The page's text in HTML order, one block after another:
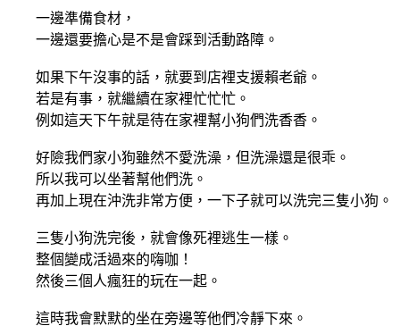
一邊準備食材，
一邊還要擔心是不是會踩到活動路障。
如果下午沒事的話，就要到店裡支援賴老爺。
若是有事，就繼續在家裡忙忙忙。
例如這天下午就是待在家裡幫小狗們洗香香。
好險我們家小狗雖然不愛洗澡，但洗澡還是很乖。
所以我可以坐著幫他們洗。
再加上現在沖洗非常方便，一下子就可以洗完三隻小狗。
三隻小狗洗完後，就會像死裡逃生一樣。
整個變成活過來的嗨咖！
然後三個人瘋狂的玩在一起。
這時我會默默的坐在旁邊等他們冷靜下來。